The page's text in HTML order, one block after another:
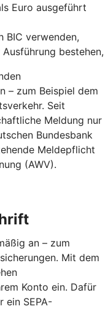
Euro ausgeführt
BIC verwenden,
bestehen,
– zum Beispiel dem
Seit
Meldung nur
Bundesbank
Meldepflicht
(AWV).
an – zum
Mit dem
Konto ein. Dafür
ein SEPA-